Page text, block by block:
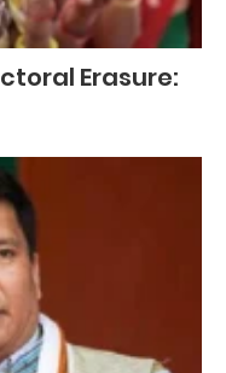
Erasure: